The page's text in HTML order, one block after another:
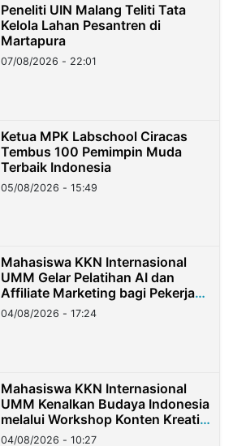
Peneliti UIN Malang Teliti Tata
Kelola Lahan Pesantren di
Martapura
07/08/2026 - 22:01
Ketua MPK Labschool Ciracas
Tembus 100 Pemimpin Muda
Terbaik Indonesia
05/08/2026 - 15:49
Mahasiswa KKN Internasional
UMM Gelar Pelatihan AI dan
Affiliate Marketing bagi Pekerja
Migran Indonesia di Taiwan
04/08/2026 - 17:24
Mahasiswa KKN Internasional
UMM Kenalkan Budaya Indonesia
melalui Workshop Konten Kreatif
di Taiwan
04/08/2026 - 10:27